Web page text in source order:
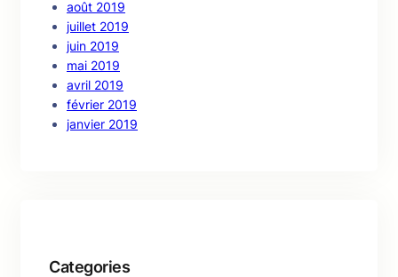
août 2019
juillet 2019
juin 2019
mai 2019
avril 2019
février 2019
janvier 2019
Categories